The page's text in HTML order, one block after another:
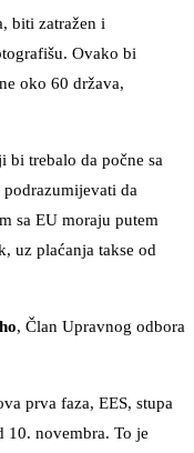
biti zatražen i
Ovako bi
oko 60 država,
bi trebalo da počne sa
da
sa EU moraju putem
uz plaćanja takse od
, Član Upravnog odbora
prva faza, EES, stupa
10. novembra. To je